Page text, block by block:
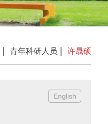
青年科研人员 许晟硕
English